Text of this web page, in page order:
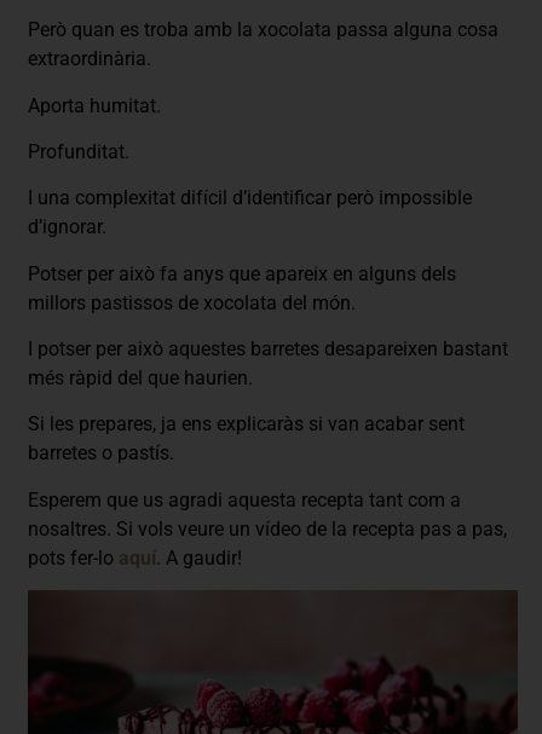
Però quan es troba amb la xocolata passa alguna cosa
extraordinària.
Aporta humitat.
Profunditat.
I una complexitat difícil d’identificar però impossible
d’ignorar.
Potser per això fa anys que apareix en alguns dels
millors pastissos de xocolata del món.
I potser per això aquestes barretes desapareixen bastant
més ràpid del que haurien.
Si les prepares, ja ens explicaràs si van acabar sent
barretes o pastís.
Esperem que us agradi aquesta recepta tant com a
nosaltres. Si vols veure un vídeo de la recepta pas a pas,
pots fer-lo aquí. A gaudir!